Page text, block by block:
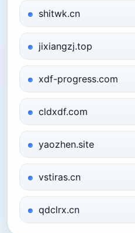
shitwk.cn
jixiangzj.top
xdf-progress.com
cldxdf.com
yaozhen.site
vstiras.cn
qdclrx.cn